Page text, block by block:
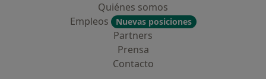
Quiénes somos
Empleos
Nuevas posiciones
Partners
Prensa
Contacto